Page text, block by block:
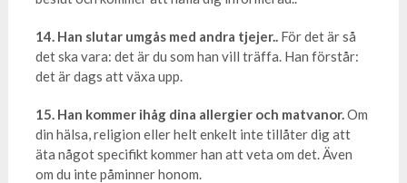
14. Han slutar umgås med andra tjejer..För det är så
det ska vara: det är du som han vill träffa. Han förstår:
det är dags att växa upp.
15. Han kommer ihåg dina allergier och matvanor.Om
din hälsa, religion eller helt enkelt inte tillåter dig att
äta något specifikt kommer han att veta om det. Även
om du inte påminner honom.